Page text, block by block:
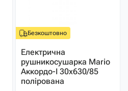
Безкоштовно
Електрична
рушникосушарка Mario
Аккордо-I 30х630/85
полірована